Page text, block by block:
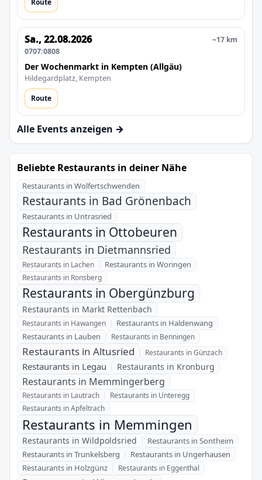
Route
Sa., 22.08.2026
0707:0808
~17 km
Der Wochenmarkt in Kempten (Allgäu)
Hildegardplatz, Kempten
Route
Alle Events anzeigen →
Beliebte Restaurants in deiner Nähe
Restaurants in Wolfertschwenden
Restaurants in Bad Grönenbach
Restaurants in Untrasried
Restaurants in Ottobeuren
Restaurants in Dietmannsried
Restaurants in Lachen Restaurants in Woringen
Restaurants in Ronsberg
Restaurants in Obergünzburg
Restaurants in Markt Rettenbach
Restaurants in Hawangen
Restaurants in Haldenwang
Restaurants in Lauben
Restaurants in Benningen
Restaurants in Altusried Restaurants in Günzach
Restaurants in Legau Restaurants in Kronburg
Restaurants in Memmingerberg
Restaurants in Lautrach
Restaurants in Unteregg
Restaurants in Apfeltrach
Restaurants in Memmingen
Restaurants in Wildpoldsried
Restaurants in Sontheim
Restaurants in Trunkelsberg
Restaurants in Ungerhausen
Restaurants in Holzgünz
Restaurants in Eggenthal